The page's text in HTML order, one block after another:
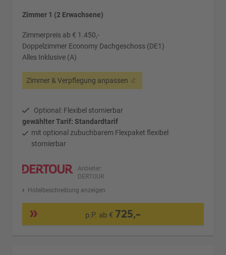
Zimmer 1 (2 Erwachsene)
Zimmerpreis ab € 1.450,-
Doppelzimmer Economy Dachgeschoss (DE1)
Alles Inklusive (A)
Zimmer & Verpflegung anpassen
Optional: Flexibel stornierbar
gewählter Tarif: Standardtarif
mit optional zubuchbarem Flexpaket flexibel
stornierbar
Anbieter:
DERTOUR
Hotelbeschreibung anzeigen
p.P. ab € 725,-